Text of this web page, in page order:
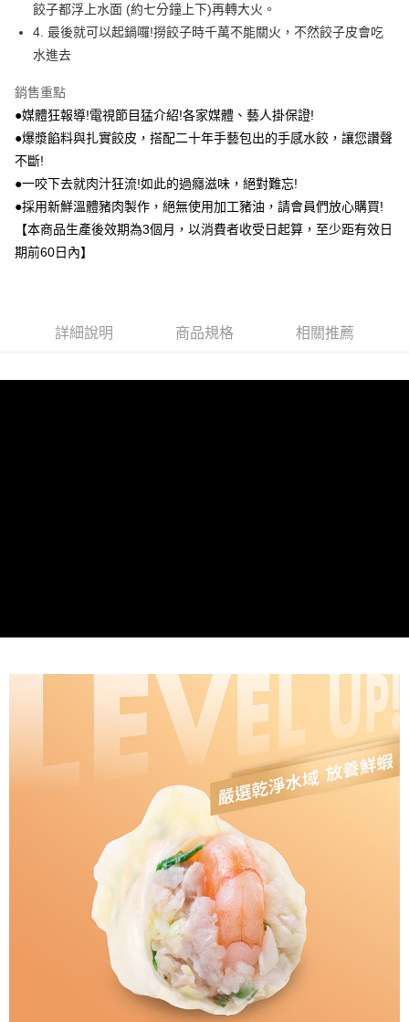
餃子都浮上水面 (約七分鐘上下)再轉大火。
4. 最後就可以起鍋囉!撈餃子時千萬不能關火，不然餃子皮會吃
水進去
銷售重點
●媒體狂報導!電視節目猛介紹!各家媒體、藝人掛保證!
●爆漿餡料與扎實餃皮，搭配二十年手藝包出的手感水餃，讓您讚聲
不斷!
●一咬下去就肉汁狂流!如此的過癮滋味，絕對難忘!
●採用新鮮溫體豬肉製作，絕無使用加工豬油，請會員們放心購買!
【本商品生產後效期為3個月，以消費者收受日起算，至少距有效日
期前60日內】
詳細說明 商品規格 相關推薦